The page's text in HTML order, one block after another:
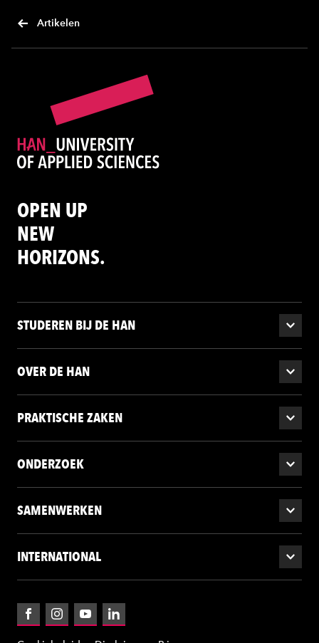
Artikelen
OPEN UP
NEW
HORIZONS.
STUDEREN BIJ DE HAN
OVER DE HAN
PRAKTISCHE ZAKEN
ONDERZOEK
SAMENWERKEN
INTERNATIONAL
FacebookInstagramYouTubeLinkedIn